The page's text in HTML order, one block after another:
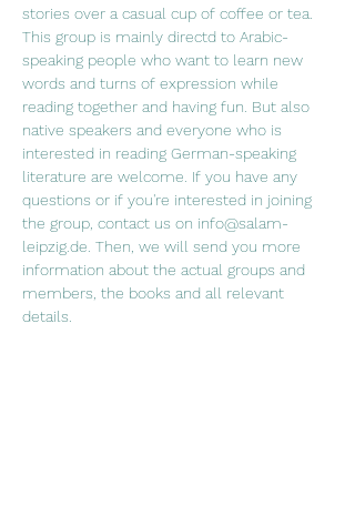
stories over a casual cup of coffee or tea.
This group is mainly directd to Arabic-
speaking people who want to learn new
words and turns of expression while
reading together and having fun. But also
native speakers and everyone who is
interested in reading German-speaking
literature are welcome. If you have any
questions or if you're interested in joining
the group, contact us on info@salam-
leipzig.de. Then, we will send you more
information about the actual groups and
members, the books and all relevant
details.